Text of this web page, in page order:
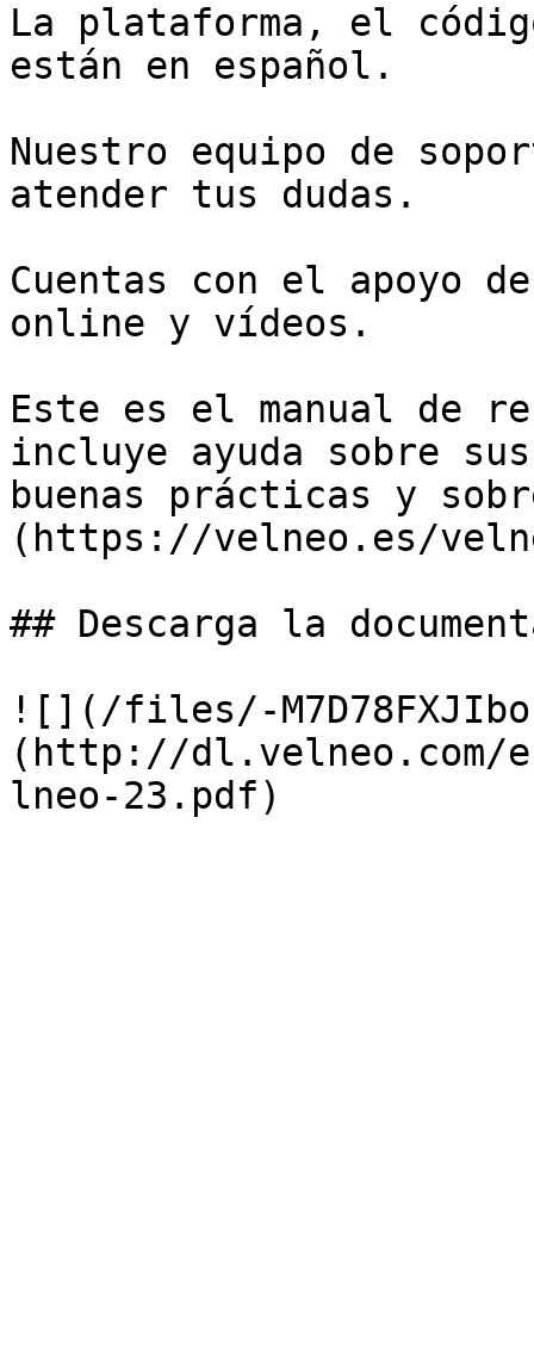
La plataforma, el
están en español.
Nuestro equipo de
atender tus dudas.
Cuentas con el apoyo
online y vídeos.
Este es el manual de
incluye ayuda sobre
buenas prácticas y
(https://velneo.es/
## Descarga la
![](/files/-
(http://dl.velneo.com/